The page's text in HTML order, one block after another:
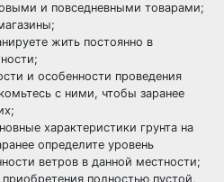
и повседневными товарами;
жить постоянно в
и особенности проведения
с ними, чтобы заранее
характеристики грунта на
определите уровень
ветров в данной местности;
полностью пустой,